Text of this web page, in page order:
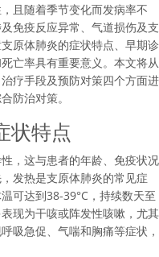
且随着季节变化而发病率不
免疫反应异常、气道损伤及支
原体肺炎的症状特点、早期诊
亡率具有重要意义。本文将从
疗手段及预防对策四个方面进
防治对策。
状特点
，这与患者的年龄、免疫状况
发热是支原体肺炎的常见症
可达到38-39°C，持续数天至
现为干咳或阵发性咳嗽，尤其
吸急促、气喘和胸痛等症状，